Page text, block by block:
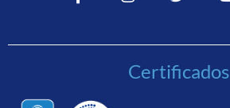
Certificados